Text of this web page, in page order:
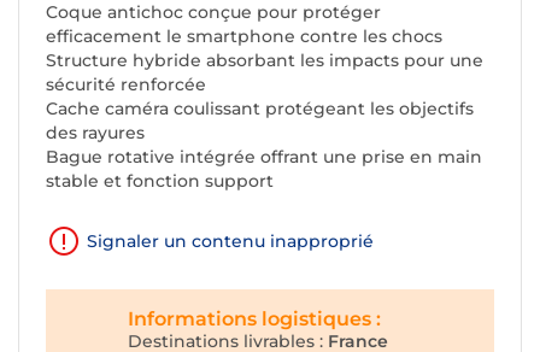
Coque antichoc conçue pour protéger
efficacement le smartphone contre les chocs
Structure hybride absorbant les impacts pour une
sécurité renforcée
Cache caméra coulissant protégeant les objectifs
des rayures
Bague rotative intégrée offrant une prise en main
stable et fonction support
Signaler un contenu inapproprié
Informations logistiques :
Destinations livrables : France